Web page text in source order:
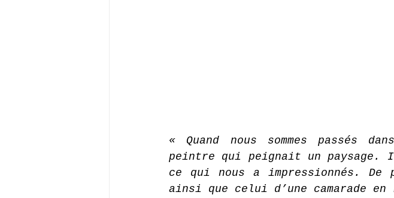
« Quand nous sommes passés
peintre qui peignait un paysage.
ce qui nous a impressionnés.
ainsi que celui d’une camarade en